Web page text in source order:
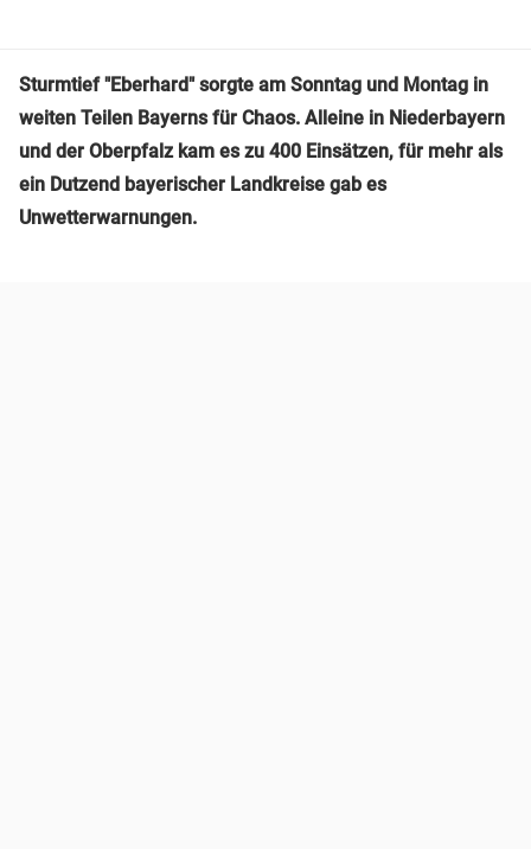
Sturmtief "Eberhard" sorgte am Sonntag und Montag in
weiten Teilen Bayerns für Chaos. Alleine in Niederbayern
und der Oberpfalz kam es zu 400 Einsätzen, für mehr als
ein Dutzend bayerischer Landkreise gab es
Unwetterwarnungen.